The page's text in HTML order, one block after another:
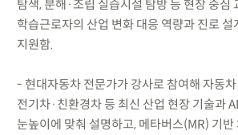
탐색, 분해·조립 실습시설 탐방 등 현장 중심
학습근로자의 산업 변화 대응 역량과 진로 설
지원함.
- 현대자동차 전문가가 강사로 참여해 자동
전기차·친환경차 등 최신 산업 현장 기술과
눈높이에 맞춰 설명하고, 메타버스(MR) 기반